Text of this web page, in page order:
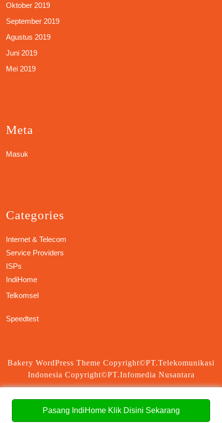
Oktober 2019
September 2019
Agustus 2019
Juni 2019
Mei 2019
Meta
Masuk
Categories
Internet & Telecom
Service Providers
ISPs
IndiHome
Telkomsel
Speedtest
Bakery WordPress Theme Copyright©PT.Telekomunikasi
Indonesia Copyright©PT.Infomedia Nusantara
Scroll
Pasang IndiHome Klik Disini Sekarang